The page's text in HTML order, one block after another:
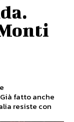
fatto anche
resiste con